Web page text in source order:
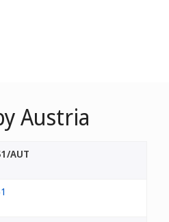
Austria
AUT